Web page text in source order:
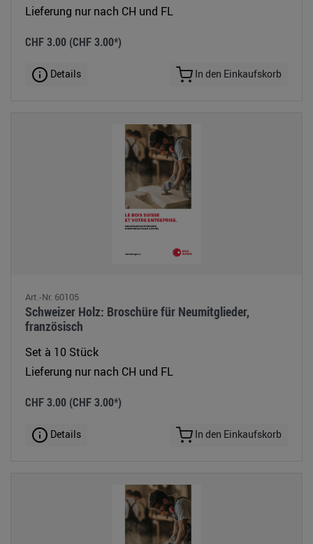
Lieferung nur nach CH und FL
CHF 3.00 (CHF 3.00*)
Details In den Einkaufskorb
Art.-Nr. 60105
Schweizer Holz: Broschüre für Neumitglieder,
französisch
Set à 10 Stück
Lieferung nur nach CH und FL
CHF 3.00 (CHF 3.00*)
Details In den Einkaufskorb